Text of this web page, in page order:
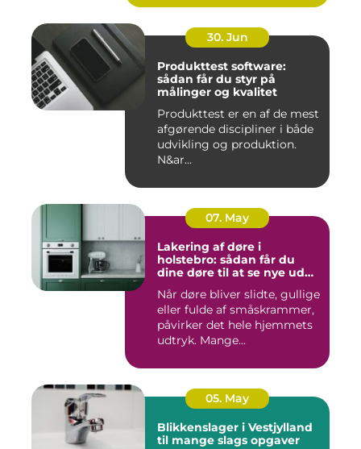
30. Jun
Produkttest software:
sådan får du styr på
målinger og kvalitet
Produkttest er en af de mest
afgørende discipliner i både
udvikling og produktion.
N&ar...
07. May
Lakering af døre i
holstebro: sådan får du
dine døre til at se nye ud
Når døre bliver slidte, gullige
eller fulde af småskrammer,
påvirker det hele hjemmets
udtryk. Mange...
05. May
Blikkenslager i Vestjylland
til mange slags opgaver